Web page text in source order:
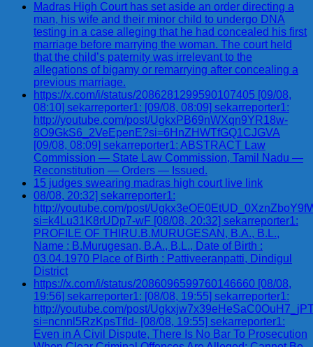
Madras High Court has set aside an order directing a
man, his wife and their minor child to undergo DNA
testing in a case alleging that he had concealed his first
marriage before marrying the woman. The court held
that the child’s paternity was irrelevant to the
allegations of bigamy or remarrying after concealing a
previous marriage.
https://x.com/i/status/2086281299590107405 [09/08,
08:10] sekarreporter1: [09/08, 08:09] sekarreporter1:
http://youtube.com/post/UgkxPB69nWXqn9YR18w-
8O9GkS6_2VeEpenE?si=6HnZHWTfGQ1CJGVA
[09/08, 08:09] sekarreporter1: ABSTRACT Law
Commission — State Law Commission, Tamil Nadu —
Reconstitution — Orders — Issued.
15 judges swearing madras high court live link
08/08, 20:32] sekarreporter1:
http://youtube.com/post/
si=k4Lu31K8rUDp7-wF [08/08, 20:32] sekarreporter1:
PROFILE OF THIRU.B.MURUGESAN, B.A., B.L.,
Name : B.Murugesan, B.A., B.L., Date of Birth :
03.04.1970 Place of Birth : Pattiveeranpatti, Dindigul
District
https://x.com/i/status/2086096599760146660 [08/08,
19:56] sekarreporter1: [08/08, 19:55] sekarreporter1:
http://youtube.com/post/
si=ncnnl5RzKpsTfId- [08/08, 19:55] sekarreporter1:
Even in A Civil Dispute, There Is No Bar To Prosecution